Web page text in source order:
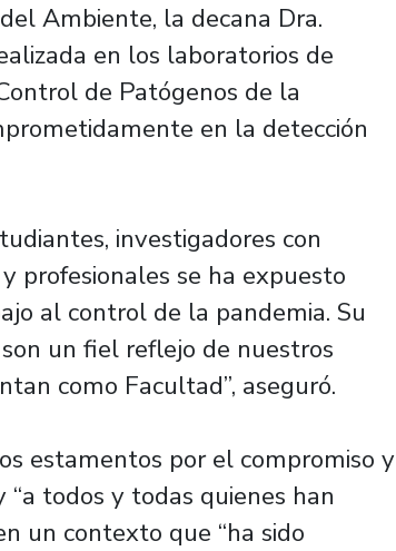
Ambiente, la decana Dra.
en los laboratorios de
de Patógenos de la
en la detección
investigadores con
profesionales se ha expuesto
al control de la pandemia. Su
un fiel reflejo de nuestros
como Facultad”, aseguró.
estamentos por el compromiso y
todos y todas quienes han
un contexto que “ha sido